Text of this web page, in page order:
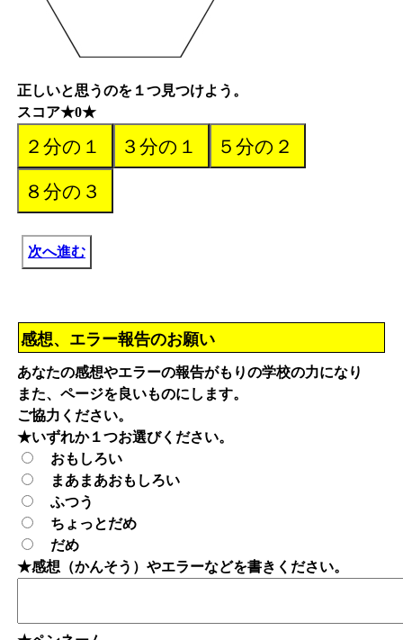
正しいと思うのを１つ見つけよう。
スコア★0★
次へ進む
感想、エラー報告のお願い
あなたの感想やエラーの報告がもりの学校の力になり
また、ページを良いものにします。
ご協力ください。
★いずれか１つお選びください。
おもしろい
まあまあおもしろい
ふつう
ちょっとだめ
だめ
★感想（かんそう）やエラーなどを書きください。